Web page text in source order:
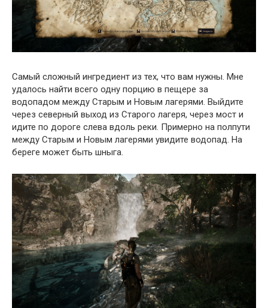
Самый сложный ингредиент из тех, что вам нужны. Мне
удалось найти всего одну порцию в пещере за
водопадом между Старым и Новым лагерями. Выйдите
через северный выход из Старого лагеря, через мост и
идите по дороге слева вдоль реки. Примерно на полпути
между Старым и Новым лагерями увидите водопад. На
береге может быть шныга.